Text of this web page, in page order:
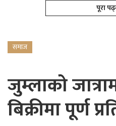
पूरा
समाज
जुम्लाको
बिक्रीमा पूर्ण